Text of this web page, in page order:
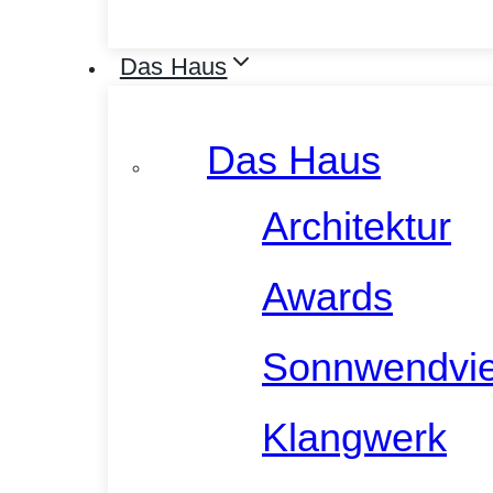
Das Haus
Das Haus
Architektur
Awards
Klangwerk